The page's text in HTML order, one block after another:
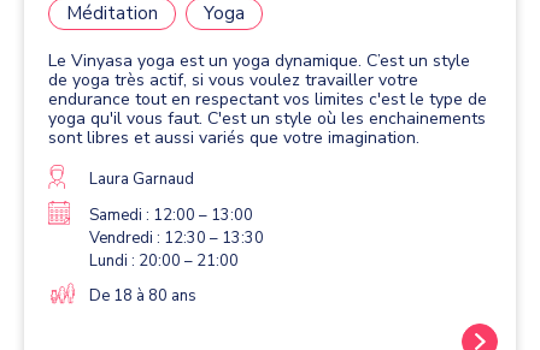
Méditation
Yoga
Le Vinyasa yoga est un yoga dynamique. C’est un style
de yoga très actif, si vous voulez travailler votre
endurance tout en respectant vos limites c'est le type de
yoga qu'il vous faut. C'est un style où les enchainements
sont libres et aussi variés que votre imagination.
Laura Garnaud
Samedi : 12:00 – 13:00
Vendredi : 12:30 – 13:30
Lundi : 20:00 – 21:00
De 18 à 80 ans